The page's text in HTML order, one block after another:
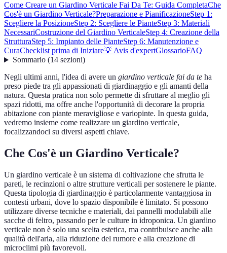
Come Creare un Giardino Verticale Fai Da Te: Guida CompletaChe
Cos'è un Giardino Verticale?Preparazione e PianificazioneStep 1:
Scegliere la PosizioneStep 2: Scegliere le PianteStep 3: Materiali
NecessariCostruzione del Giardino VerticaleStep 4: Creazione della
StrutturaStep 5: Impianto delle PianteStep 6: Manutenzione e
CuraChecklist prima di Iniziare💡 Avis d'expertGlossarioFAQ
Sommario(14 sezioni)
Negli ultimi anni, l'idea di avere un giardino verticale fai da te ha
preso piede tra gli appassionati di giardinaggio e gli amanti della
natura. Questa pratica non solo permette di sfruttare al meglio gli
spazi ridotti, ma offre anche l'opportunità di decorare la propria
abitazione con piante meravigliose e variopinte. In questa guida,
vedremo insieme come realizzare un giardino verticale,
focalizzandoci su diversi aspetti chiave.
Che Cos'è un Giardino Verticale?
Un giardino verticale è un sistema di coltivazione che sfrutta le
pareti, le recinzioni o altre strutture verticali per sostenere le piante.
Questa tipologia di giardinaggio è particolarmente vantaggiosa in
contesti urbani, dove lo spazio disponibile è limitato. Si possono
utilizzare diverse tecniche e materiali, dai pannelli modulabili alle
sacche di feltro, passando per le culture in idroponica. Un giardino
verticale non è solo una scelta estetica, ma contribuisce anche alla
qualità dell'aria, alla riduzione del rumore e alla creazione di
microclimi più favorevoli.